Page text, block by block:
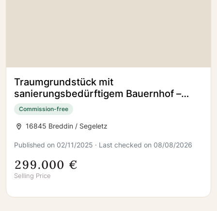
Traumgrundstück mit
sanierungsbedürftigem Bauernhof –
jetzt zugreifen!
Commission-free
16845 Breddin / Segeletz
Published on 02/11/2025 · Last checked on 08/08/2026
299.000 €
Selling Price